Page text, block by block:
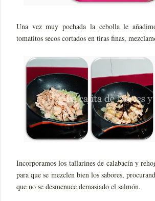
Una vez muy pochada la cebolla le
tomatitos secos cortados en tiras finas,
Incorporamos los tallarines de calabacín y
para que se mezclen bien los sabores,
que no se desmenuce demasiado el salmón.